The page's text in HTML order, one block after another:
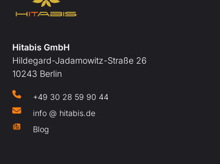
Hitabis GmbH
Hildegard-Jadamowitz-Straße 26
10243 Berlin
+49 30 28 59 90 44
info @ hitabis.de
Blog